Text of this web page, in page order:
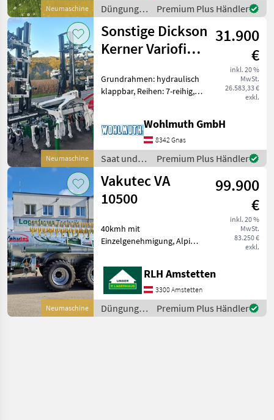
Neumaschine
Deichsel (incl.
Flanschzugöse)
Kugelkopfkup
Düngung
und
Beregnung
/ Vakutec
Premium Plus Händler
Neumaschine
Sonstige Dickson
Kerner Variofield
31.900
€
inkl. 20 %
MwSt.
26.583,33 €
exkl.
Grundrahmen: hydraulisch
klappbar, Reihen: 7-reihig,
Kerner Variofield V 480
Abstand - variabel v
Wohlmuth GmbH
8342 Gnas
Saat und
Pflege /
Sonstige
Premium Plus Händler
Neumaschine
Vakutec VA
10500
99.900
€
inkl. 20 %
MwSt.
83.250 €
exkl.
40kmh mit
Einzelgenehmigung, Alpin
710/50R26, 5
FlotationTracmit
Radkästen,
Untenanhängung Zentral
verstärkt, K80 max, 3to,
RLH Amstetten
3300 Amstetten
Düngung
und
Premium Plus Händler